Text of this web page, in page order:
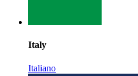
Italy
Italiano